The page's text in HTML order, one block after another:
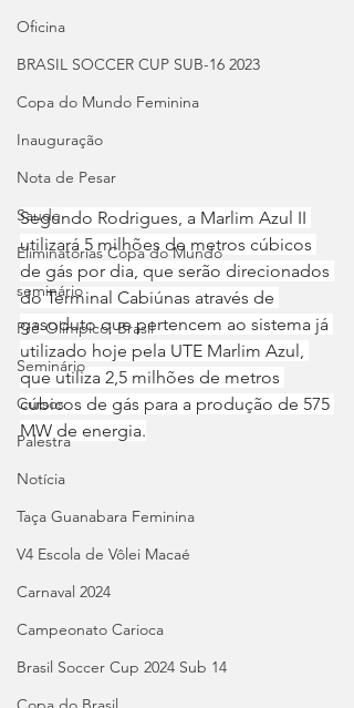
Oficina
BRASIL SOCCER CUP SUB-16 2023
Copa do Mundo Feminina
Inauguração
Nota de Pesar
Saude
Eliminatórias Copa do Mundo
seminário
Pré-Olímpico: Brasil
Seminário
Cursos
Palestra
Notícia
Taça Guanabara Feminina
V4 Escola de Vôlei Macaé
Carnaval 2024
Campeonato Carioca
Brasil Soccer Cup 2024 Sub 14
Segundo Rodrigues, a Marlim Azul II
utilizará 5 milhões de metros cúbicos
de gás por dia, que serão direcionados
do Terminal Cabiúnas através de
gasoduto que pertencem ao sistema já
utilizado hoje pela UTE Marlim Azul,
que utiliza 2,5 milhões de metros
cúbicos de gás para a produção de 575
MW de energia.